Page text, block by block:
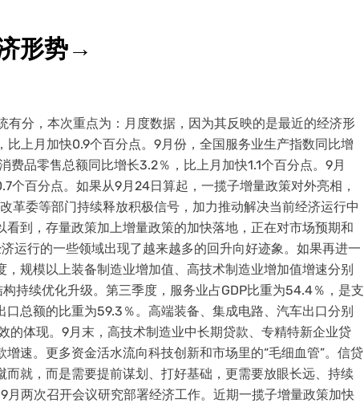
形势→
分，本次重点为：月度数据，因为其反映的是最近的经济形
上月加快0.9个百分点。9月份，全国服务业生产指数同比增
品零售总额同比增长3.2％，比上月加快1.1个百分点。9月
个百分点。如果从9月24日算起，一揽子增量政策对外亮相，
革委等部门持续释放积极信号，加力推动解决当前经济运行中
到，存量政策加上增量政策的加快落地，正在对市场预期和
运行的一些领域出现了越来越多的回升向好迹象。如果再进一
规模以上装备制造业增加值、高技术制造业增加值增速分别
持续优化升级。第三季度，服务业占GDP比重为54.4％，是支
总额的比重为59.3％。高端装备、集成电路、汽车出口分别
体现。9月末，高技术制造业中长期贷款、专精特新企业贷
速。更多资金活水流向科技创新和市场里的“毛细血管”。信贷
就，而是需要提前谋划、打好基础，更需要放眼长远、持续
两次召开会议研究部署经济工作。近期一揽子增量政策加快